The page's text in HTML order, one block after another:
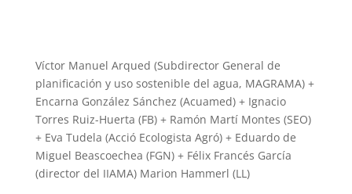
Víctor Manuel Arqued (Subdirector General de
planificación y uso sostenible del agua, MAGRAMA) +
Encarna González Sánchez (Acuamed) + Ignacio
Torres Ruiz-Huerta (FB) + Ramón Martí Montes (SEO)
+ Eva Tudela (Acció Ecologista Agró) + Eduardo de
Miguel Beascoechea (FGN) + Félix Francés García
(director del IIAMA) Marion Hammerl (LL)